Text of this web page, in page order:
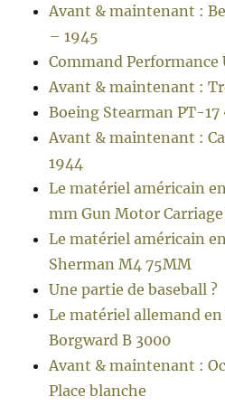
Avant & maintenant :
– 1945
Command Performance
Avant & maintenant :
Boeing Stearman PT-17
Avant & maintenant :
1944
Le matériel américain
mm Gun Motor
Le matériel américain
Sherman M4 75MM
Une partie de baseball ?
Le matériel allemand
Borgward B 3000
Avant & maintenant :
Place blanche